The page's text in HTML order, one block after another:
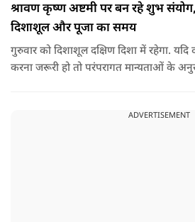
श्रावण कृष्ण अष्टमी पर बन रहे शुभ
दिशाशूल और पूजा का समय
गुरुवार को दिशाशूल दक्षिण दिशा में रहेगा. यदि
करना जरूरी हो तो परंपरागत मान्यताओं के
ADVERTISEMENT